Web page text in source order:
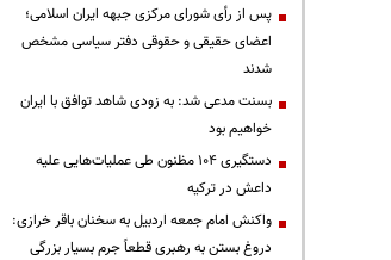
پس از رأی شورای مرکزی جبهه ایران اسلامی؛
اعضای حقیقی و حقوقی دفتر سیاسی مشخص
شدند
بسنت مدعی شد: به زودی شاهد توافق با ایران
خواهیم بود
دستگیری ۱۰۴ مظنون طی عملیات‌هایی علیه
داعش در ترکیه
واکنش امام جمعه اردبیل به سخنان باقر خرازی:
دروغ بستن به رهبری قطعاً جرم بسیار بزرگی